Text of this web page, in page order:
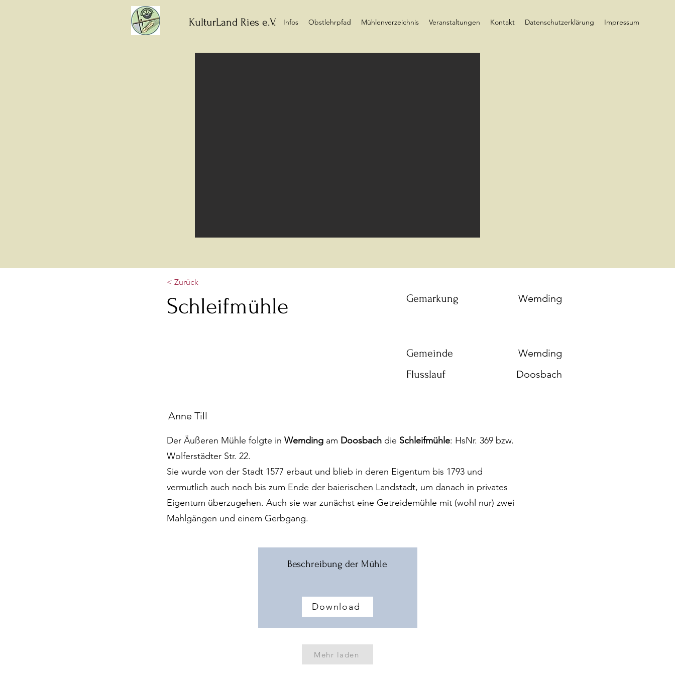
Infos Obstlehrpfad Mühlenverzeichnis Veranstaltungen Kontakt Datenschutzerklärung Impressum
KulturLand Ries e.V.
Schleifmühle
< Zurück
Gemarkung Wemding
Gemeinde
Wemding
Flusslauf
Doosbach
Anne Till
Der Äußeren Mühle folgte in Wemding am Doosbach die Schleifmühle: HsNr. 369 bzw.
Wolferstädter Str. 22.
Sie wurde von der Stadt 1577 erbaut und blieb in deren Eigentum bis 1793 und
vermutlich auch noch bis zum Ende der baierischen Landstadt, um danach in privates
Eigentum überzugehen. Auch sie war zunächst eine Getreidemühle mit (wohl nur) zwei
Mahlgängen und einem Gerbgang.
Beschreibung der Mühle
Download
Mehr laden